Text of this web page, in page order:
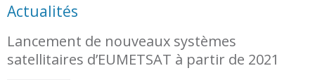
Actualités
Lancement de nouveaux systèmes
satellitaires d’EUMETSAT à partir de 2021